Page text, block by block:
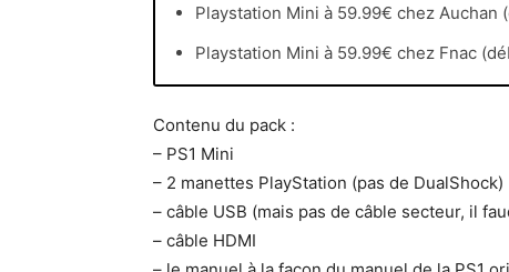
Playstation Mini à 59.99€ chez Auchan
Playstation Mini à 59.99€ chez Fnac
Contenu du pack :
– PS1 Mini
– 2 manettes PlayStation (pas de DualShock)
– câble USB (mais pas de câble secteur, il
– câble HDMI